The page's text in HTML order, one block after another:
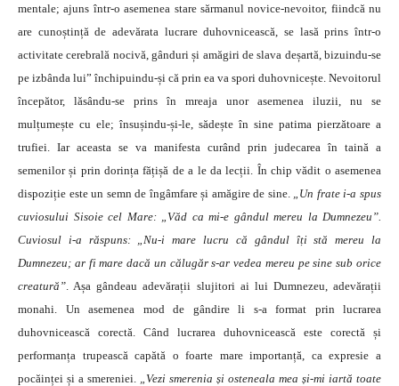
mentale; ajuns într-o asemenea stare sărmanul novice-nevoitor, fiindcă nu
are cunoștință de adevărata lucrare duhovnicească, se lasă prins într-o
activitate cerebrală nocivă, gânduri și amăgiri de slava deșartă, bizuindu-se
pe izbânda lui” închipuindu-și că prin ea va spori duhovnicește. Nevoitorul
începător, lăsându-se prins în mreaja unor asemenea iluzii, nu se
mulțumește cu ele; însușindu-și-le, sădește în sine patima pierzătoare a
trufiei. Iar aceasta se va manifesta curând prin judecarea în taină a
semenilor și prin dorința fățișă de a le da lecții. În chip vădit o asemenea
dispoziție este un semn de îngâmfare și amăgire de sine. „Un frate i-a spus
cuviosului Sisoie cel Mare: „Văd ca mi-e gândul mereu la Dumnezeu”.
Cuviosul i-a răspuns: „Nu-i mare lucru că gândul îți stă mereu la
Dumnezeu; ar fi mare dacă un călugăr s-ar vedea mereu pe sine sub orice
creatură”. Așa gândeau adevărații slujitori ai lui Dumnezeu, adevărații
monahi. Un asemenea mod de gândire li s-a format prin lucrarea
duhovnicească corectă. Când lucrarea duhovnicească este corectă și
performanța tru­pească capătă o foarte mare importanță, ca expresie a
pocăinței și a smereniei. „Vezi smerenia și osteneala mea și-mi iartă toate